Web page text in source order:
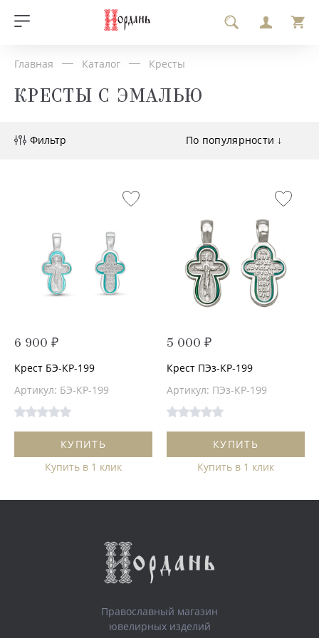
Главная Каталог Кресты
КРЕСТЫ С ЭМАЛЬЮ
Фильтр
6 900 ₽
Крест БЭ-КР-199
Артикул: БЭ-КР-199
КУПИТЬ
Купить в 1 клик
5 000 ₽
Крест ПЭз-КР-199
Артикул: ПЭз-КР-199
КУПИТЬ
Купить в 1 клик
Православный магазин
ювелирных изделий